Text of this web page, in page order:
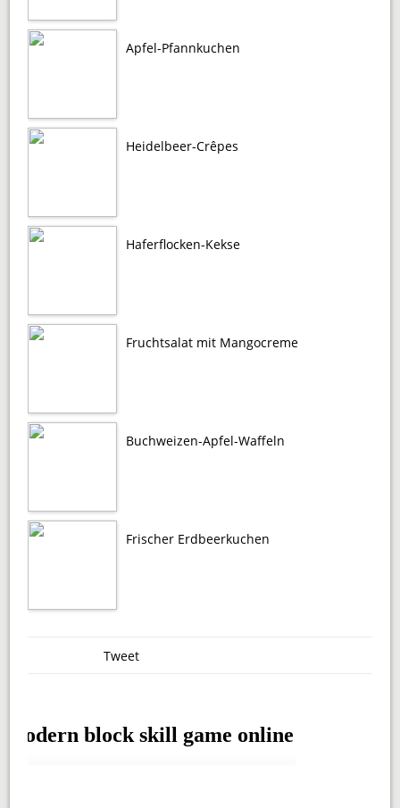
Apfel-Pfannkuchen
Heidelbeer-Crêpes
Haferflocken-Kekse
Fruchtsalat mit Mangocreme
Buchweizen-Apfel-Waffeln
Frischer Erdbeerkuchen
Tweet